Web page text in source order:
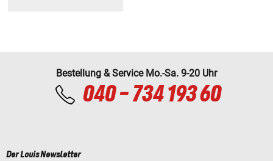
Bestellung & Service Mo.-Sa. 9-20 Uhr
040 - 734 193 60
Der Louis Newsletter